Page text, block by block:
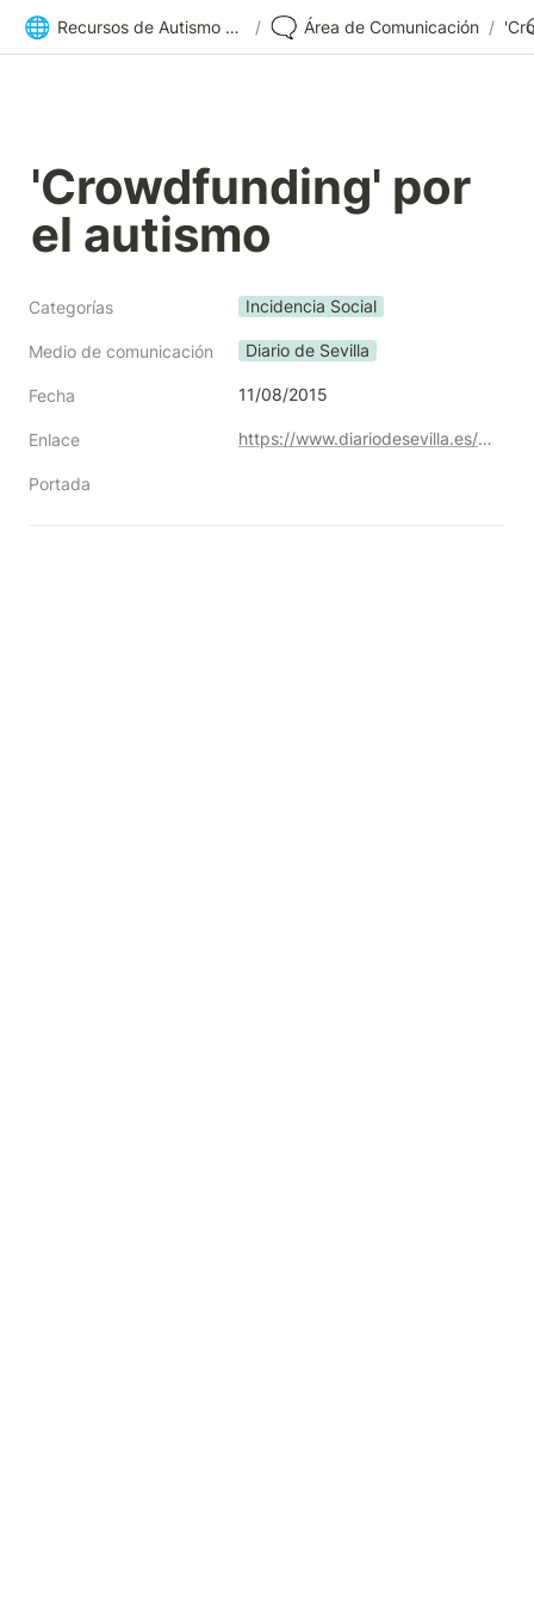
🌐 Recursos de Autismo Sevilla | Inicio / 🗨️ Área de Comunicación /
'Crowdfunding' por
el autismo
Categorías Incidencia Social
Medio de comunicación Diario de Sevilla
Fecha 11/08/2015
Enlace https://www.diariodesevilla.es/vivirensevilla/Crowdfunding-autismo_0_943105971.html
Portada